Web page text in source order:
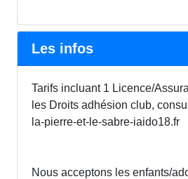
Les infos
Tarifs incluant 1 Licence/
les Droits adhésion club,
la-pierre-et-le-sabre-iaido18.fr
Nous acceptons les enfants/